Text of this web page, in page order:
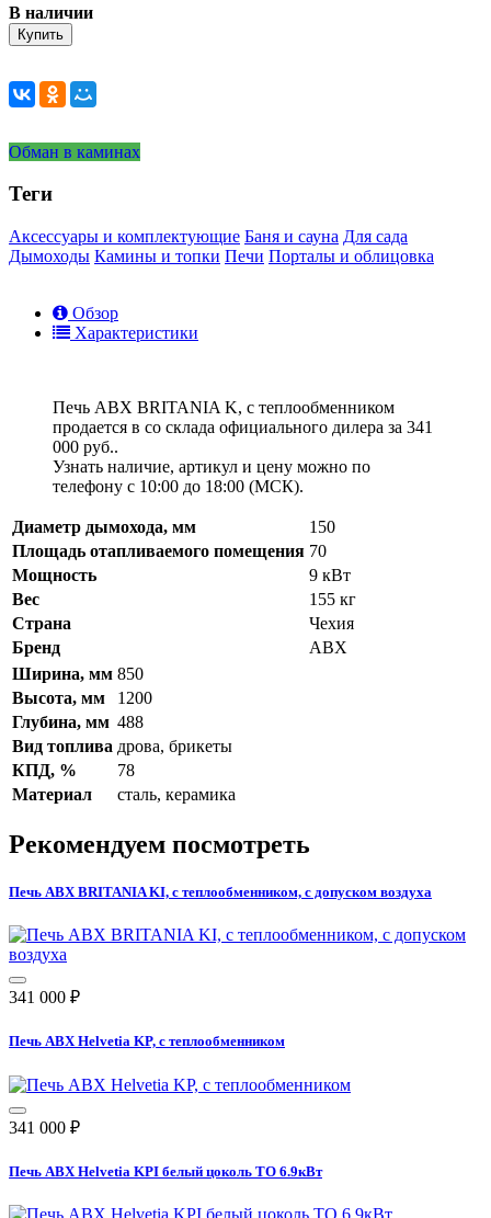
В наличии
Купить
Обман в каминах
Теги
Аксессуары и комплектующие Баня и сауна Для сада
Дымоходы Камины и топки Печи Порталы и облицовка
Обзор
Характеристики
Печь ABX BRITANIA K, с теплообменником
продается в со склада официального дилера за 341
000 руб..
Узнать наличие, артикул и цену можно по
телефону с 10:00 до 18:00 (МСК).
Диаметр дымохода, мм
150
Площадь отапливаемого помещения 70
Мощность
9 кВт
Вес
155 кг
Страна
Чехия
Бренд
ABX
Ширина, мм 850
Высота, мм
1200
Глубина, мм 488
Вид топлива дрова, брикеты
КПД, %
78
Материал
сталь, керамика
Рекомендуем посмотреть
Печь ABX BRITANIA KI, с теплообменником, с допуском воздуха
341 000 ₽
Печь ABX Helvetia KP, с теплообменником
341 000 ₽
Печь ABX Helvetia KPI белый цоколь ТО 6.9кВт